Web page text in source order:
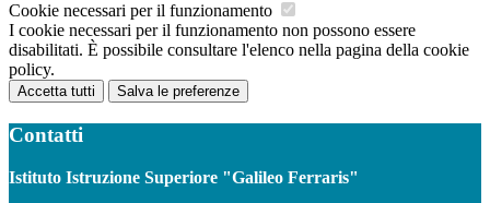
Cookie necessari per il funzionamento
I cookie necessari per il funzionamento non possono essere
disabilitati. È possibile consultare l'elenco nella pagina della cookie
policy.
Accetta tutti Salva le preferenze
Contatti
Istituto Istruzione Superiore "Galileo Ferraris"